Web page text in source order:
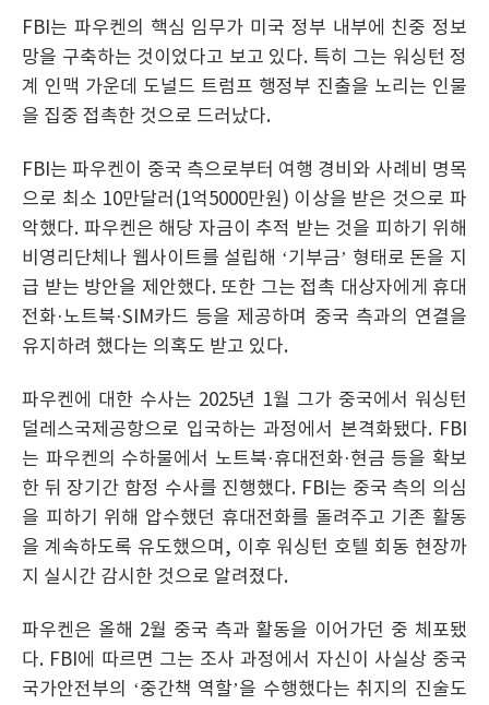
FBI는 파우켄의 핵심 임무가 미국 정부 내부에 친중 정보
망을 구축하는 것이었다고 보고 있다. 특히 그는 워싱턴 정
계 인맥 가운데 도널드 트럼프 행정부 진출을 노리는 인물
을 집중 접촉한 것으로 드러났다.
FBI는 파우켄이 중국 측으로부터 여행 경비와 사례비 명목
으로 최소 10만달러(1억5000만원) 이상을 받은 것으로 파
악했다. 파우켄은 해당 자금이 추적 받는 것을 피하기 위해
비영리단체나 웹사이트를 설립해 ‘기부금’ 형태로 돈을 지
급 받는 방안을 제안했다. 또한 그는 접촉 대상자에게 휴대
전화·노트북·SIM카드 등을 제공하며 중국 측과의 연결을
유지하려 했다는 의혹도 받고 있다.
파우켄에 대한 수사는 2025년 1월 그가 중국에서 워싱턴
덜레스국제공항으로 입국하는 과정에서 본격화됐다. FBI
는 파우켄의 수하물에서 노트북·휴대전화·현금 등을 확보
한 뒤 장기간 함정 수사를 진행했다. FBI는 중국 측의 의심
을 피하기 위해 압수했던 휴대전화를 돌려주고 기존 활동
을 계속하도록 유도했으며, 이후 워싱턴 호텔 회동 현장까
지 실시간 감시한 것으로 알려졌다.
파우켄은 올해 2월 중국 측과 활동을 이어가던 중 체포됐
다. FBI에 따르면 그는 조사 과정에서 자신이 사실상 중국
국가안전부의 ‘중간책 역할’을 수행했다는 취지의 진술도